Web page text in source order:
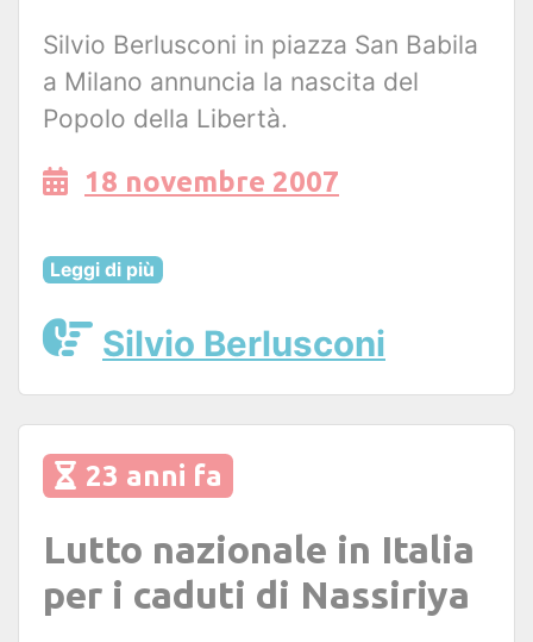
Silvio Berlusconi in piazza San Babila
a Milano annuncia la nascita del
Popolo della Libertà.
18 novembre 2007
Leggi di più
Silvio Berlusconi
23 anni fa
Lutto nazionale in Italia
per i caduti di Nassiriya